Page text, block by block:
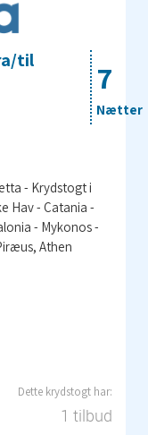
7
Nætter
til
- Krydstogt i
Hav - Catania -
- Mykonos -
Athen
1 tilbud